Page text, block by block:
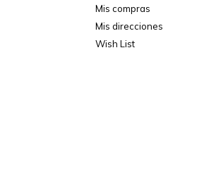
Mis compras
Mis direcciones
Wish List